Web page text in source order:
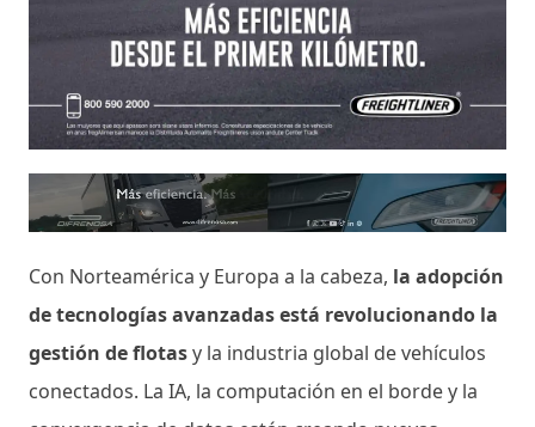
Con Norteamérica y Europa a la cabeza, la adopción
de tecnologías avanzadas está revolucionando la
gestión de flotasy la industria global de vehículos
conectados. La IA, la computación en el borde y la